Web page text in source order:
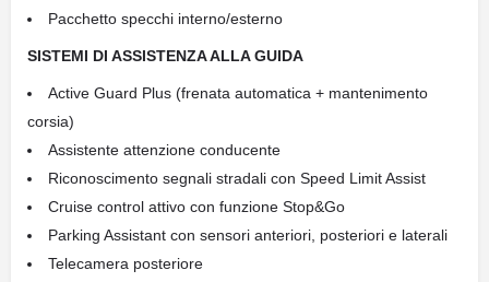
Pacchetto specchi interno/esterno
SISTEMI DI ASSISTENZA ALLA GUIDA
Active Guard Plus (frenata automatica + mantenimento
corsia)
Assistente attenzione conducente
Riconoscimento segnali stradali con Speed Limit Assist
Cruise control attivo con funzione Stop&Go
Parking Assistant con sensori anteriori, posteriori e laterali
Telecamera posteriore